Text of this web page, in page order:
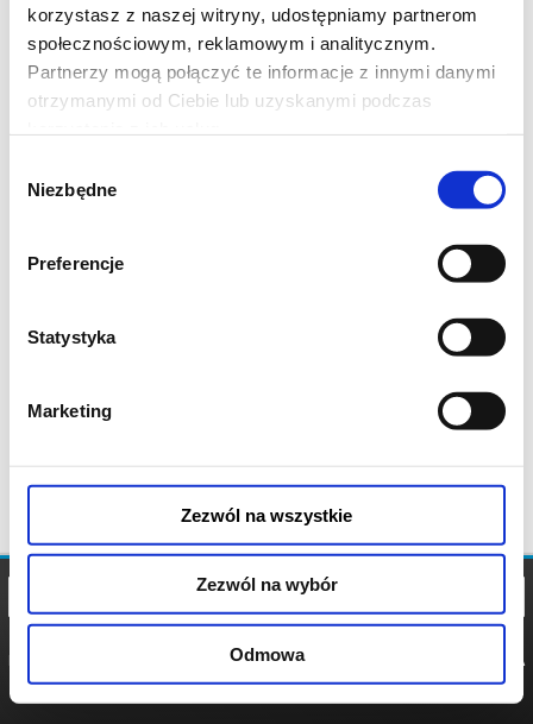
korzystasz z naszej witryny, udostępniamy partnerom
społecznościowym, reklamowym i analitycznym.
Partnerzy mogą połączyć te informacje z innymi danymi
otrzymanymi od Ciebie lub uzyskanymi podczas
zgody
Niezbędne
Preferencje
Statystyka
Marketing
Zezwól na wszystkie
Zezwól na wybór
Odmowa
POLITYKA
POLITYKA